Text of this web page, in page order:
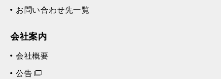
お問い合わせ先一覧
会社案内
会社概要
公告